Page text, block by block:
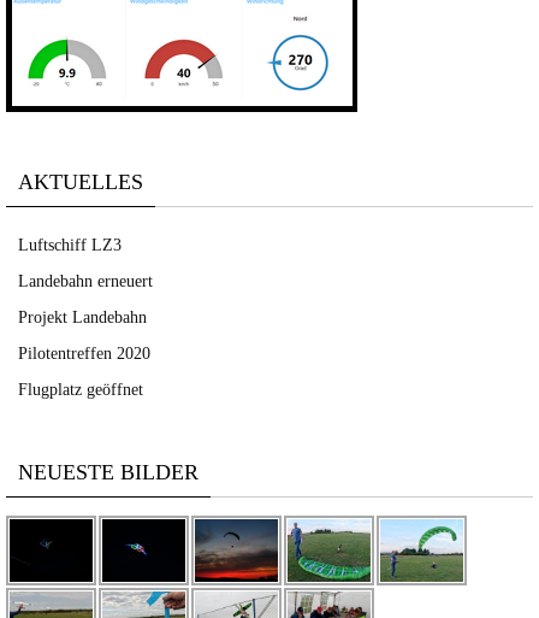
AKTUELLES
Luftschiff LZ3
Landebahn erneuert
Projekt Landebahn
Pilotentreffen 2020
Flugplatz geöffnet
NEUESTE BILDER